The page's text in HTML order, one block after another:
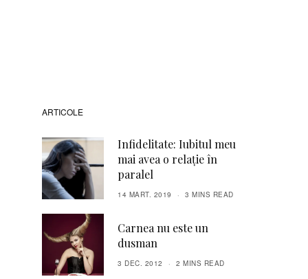
ARTICOLE
Infidelitate: Iubitul meu
mai avea o relație în
paralel
14 MART. 2019 3 MINS READ
Carnea nu este un
dusman
3 DEC. 2012 2 MINS READ